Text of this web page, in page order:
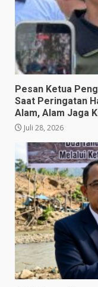
Pesan Ketua
Saat Peringatan
Alam, Alam Jaga
Juli 28, 2026